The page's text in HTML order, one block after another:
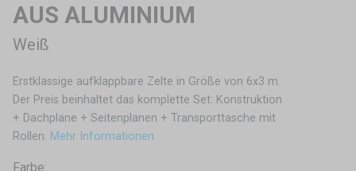
AUS ALUMINIUM
Weiß
Erstklassige aufklappbare Zelte in Größe von 6x3 m.
Der Preis beinhaltet das komplette Set: Konstruktion
+ Dachplane + Seitenplanen + Transporttasche mit
Rollen. Mehr Informationen
Farbe: